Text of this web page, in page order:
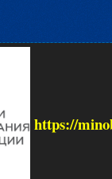
https://